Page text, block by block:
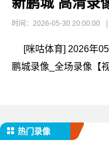
时间：2026-05-30 20:00:00
[咪咕体育] 2026年
鹏城录像_全场录像【
热门录像